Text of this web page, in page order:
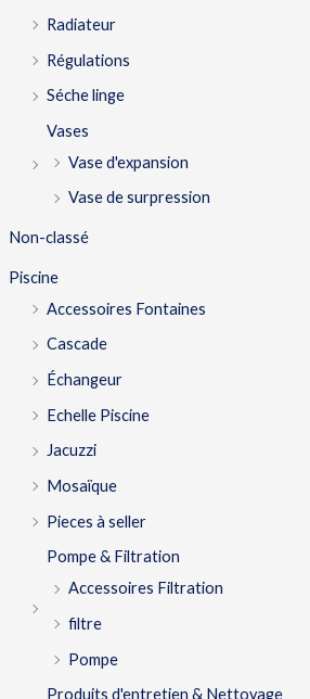
Radiateur
Régulations
Séche linge
Vases
Vase d'expansion
Vase de surpression
Non-classé
Piscine
Accessoires Fontaines
Cascade
Échangeur
Echelle Piscine
Jacuzzi
Mosaïque
Pieces à seller
Pompe & Filtration
Accessoires Filtration
filtre
Pompe
Produits d'entretien & Nettoyage